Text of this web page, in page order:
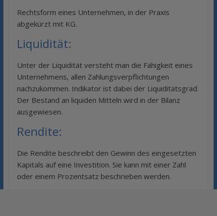
Rechtsform eines Unternehmen, in der Praxis
abgekürzt mit KG.
Liquidität:
Unter der Liquidität versteht man die Fähigkeit eines
Unternehmens, allen Zahlungsverpflichtungen
nachzukommen. Indikator ist dabei der Liquiditätsgrad.
Der Bestand an liquiden Mitteln wird in der Bilanz
ausgewiesen.
Rendite:
Die Rendite beschreibt den Gewinn des eingesetzten
Kapitals auf eine Investition. Sie kann mit einer Zahl
oder einem Prozentsatz beschrieben werden.